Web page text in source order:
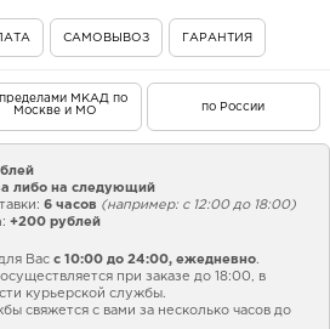
САМОВЫВОЗ ГАРАНТИЯ
пределами МКАД по
Москве и МО
по России
либо на следующий
6 часов (например: с 12:00 до 18:00)
: +200 рублей
Вас с 10:00 до 24:00, ежедневно.
при заказе до 18:00, в
курьерской службы.
свяжется с вами за несколько часов до